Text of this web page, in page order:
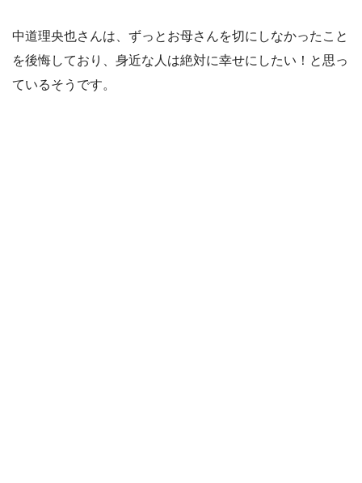
中道理央也さんは、ずっとお母さんを切にしなかったこと
を後悔しており、身近な人は絶対に幸せにしたい！と思っ
ているそうです。